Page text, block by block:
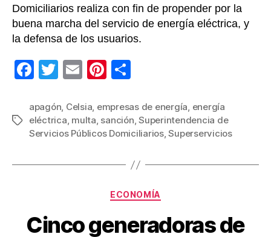
Domiciliarios realiza con fin de propender por la
buena marcha del servicio de energía eléctrica, y
la defensa de los usuarios.
F
c
e
o
T
tt
er
E
ail
Pi
er
e
m
p
tir
Etiquetas
apagón, Celsia, empresas de energía, energía
eléctrica, multa, sanción,Superintendencia de
Servicios Públicos Domiciliarios,Superservicios
Categorías
ECONOMÍA
Cinco generadoras de